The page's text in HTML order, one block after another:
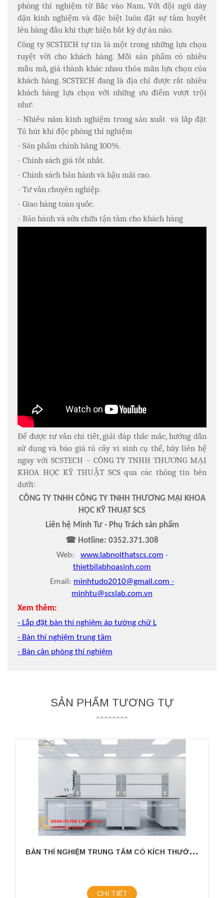
phòng thí nghiệm từ Bắc vào Nam. Với đội ngũ dày
dặn kinh nghiệm và đặc biệt luôn đặt sự tâm huyết
lên hàng đầu khi thực hiện bất kỳ dự án nào.
Công ty SCSTECH tự tin là một trong những lựa chọn
tuyệt vời cho khách hàng. Mỗi sản phẩm có nhiều
mẫu mã, giá thành khác nhau thỏa mãn lựa chọn của
khách hàng. SCSTECH đang là địa chỉ được rất nhiều
khách hàng lựa chọn với những ưu điểm vượt trội
như:
- Nhiều năm kinh nghiệm trong sản xuấtvà lắp đặt
Tủ hút khí độc phòng thí nghiệm
- Sản phẩm chính hãng 100%.
- Chính sách giá tốt nhất.
- Chính sách bản hành và hậu mãi cao.
- Tư vấn chuyên nghiệp.
- Giao hàng toàn quốc.
- Bảo hành và sửa chữa tận tâm cho khách hàng
Để được tư vấn chi tiết, giải đáp thắc mắc, hướng dẫn
sử dụng và báo giá tủ cấy vi sinh cụ thể, hãy liên hệ
ngay với SCSTECH – CÔNG TY TNHH THƯƠNG MẠI
KHOA HỌC KỸ THUẬT SCS qua các thông tin bên
dưới:
CÔNG TY TNHH CÔNG TY TNHH THƯƠNG MẠI KHOA
HỌC KỸ THUẬT SCS
Liên hệ Minh Tư - Phụ Trách sản phẩm
☎ Hotline: 0352.371.308
Web: www.labnoithatscs.com -
thietbilabhoasinh.com
Email: minhtudo2010@gmail.com -
minhtu@scslab.com.vn
Xem thêm:
- Lắp đặt bàn thí nghiệm áp tường chữ L
- Bàn thí nghiệm trung tâm
- Bàn cân phòng thí nghiệm
SẢN PHẨM TƯƠNG TỰ
B
ÀN THÍ NGHIỆM TRUNG TÂM CÓ KÍCH THƯỚC 3600MM CÓ CHẬU RỬA
CHI TIẾT